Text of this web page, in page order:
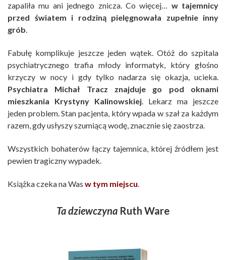
zapaliła mu ani jednego znicza. Co więcej… w tajemnicy
przed światem i rodziną pielęgnowała zupełnie inny
grób.
Fabułę komplikuje jeszcze jeden wątek. Otóż do szpitala
psychiatrycznego trafia młody informatyk, który głośno
krzyczy w nocy i gdy tylko nadarza się okazja, ucieka.
Psychiatra Michał Tracz znajduje go pod oknami
mieszkania Krystyny Kalinowskiej. Lekarz ma jeszcze
jeden problem. Stan pacjenta, który wpada w szał za każdym
razem, gdy usłyszy szumiącą wodę, znacznie się zaostrza.
Wszystkich bohaterów łączy tajemnica, której źródłem jest
pewien tragiczny wypadek.
Książka czeka na Was w tym miejscu.
Ta dziewczyna Ruth Ware